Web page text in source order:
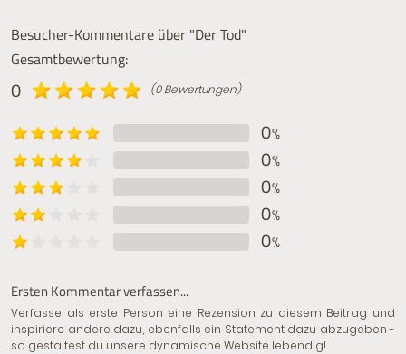
Besucher-Kommentare über "Der Tod"
Gesamtbewertung:
0 (0 Bewertungen)
0%
0%
0%
0%
0%
Ersten Kommentar verfassen...
Verfasse als erste Person eine Rezension zu diesem Beitrag und
inspiriere andere dazu, ebenfalls ein Statement dazu abzugeben -
so gestaltest du unsere dynamische Website lebendig!